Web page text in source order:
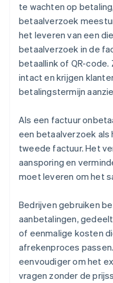
te wachten op
betaalverzoek
het leveren van een
betaalverzoek in de
betaallink of QR-
intact en krijgen
betalingstermijn
Als een factuur
een betaalverzoek als
tweede factuur. Het
aansporing en
moet leveren om het
Bedrijven gebruiken
aanbetalingen,
of eenmalige kosten
afrekenproces
eenvoudiger om het
vragen zonder de